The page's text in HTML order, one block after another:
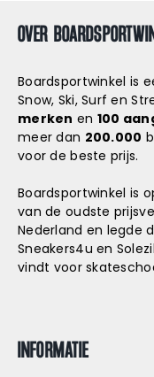
R
I
C
H
T
E
N
P
I
OVER
Boardsportwinkel is
Snow, Ski, Surf en
merken en 100
meer dan 200.000
voor de beste prijs.
Boardsportwinkel is
van de oudste
Nederland en legde
Sneakers4u en
vindt voor
INFORMATIE